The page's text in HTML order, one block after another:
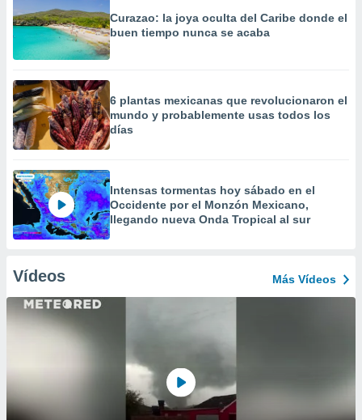
Curazao: la joya oculta del Caribe donde el
buen tiempo nunca se acaba
6 plantas mexicanas que revolucionaron el
mundo y probablemente usas todos los
días
Intensas tormentas hoy sábado en el
Occidente por el Monzón Mexicano,
llegando nueva Onda Tropical al sur
Vídeos Más Vídeos